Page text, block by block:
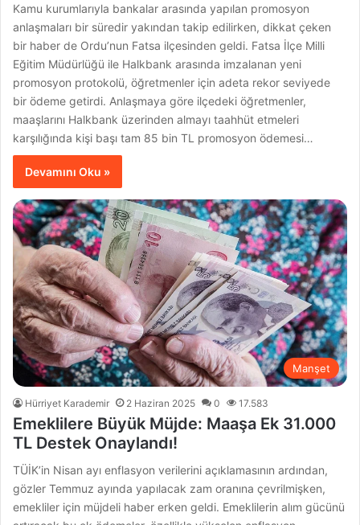
Kamu kurumlarıyla bankalar arasında yapılan promosyon
anlaşmaları bir süredir yakından takip edilirken, dikkat çeken
bir haber de Ordu’nun Fatsa ilçesinden geldi. Fatsa İlçe Milli
Eğitim Müdürlüğü ile Halkbank arasında imzalanan yeni
promosyon protokolü, öğretmenler için adeta rekor seviyede
bir ödeme getirdi. Anlaşmaya göre ilçedeki öğretmenler,
maaşlarını Halkbank üzerinden almayı taahhüt etmeleri
karşılığında kişi başı tam 85 bin TL promosyon ödemesi…
Devamını Oku »
Manşet
Hürriyet Karademir 2 Haziran 2025 0 17.583
Emeklilere Büyük Müjde: Maaşa Ek 31.000
TL Destek Onaylandı!
TÜİK’in Nisan ayı enflasyon verilerini açıklamasının ardından,
gözler Temmuz ayında yapılacak zam oranına çevrilmişken,
emekliler için müjdeli haber erken geldi. Emeklilerin alım gücünü